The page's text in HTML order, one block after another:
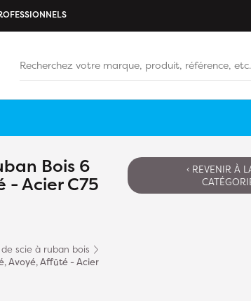
Bois 6
- Acier C75
scie à ruban bois
Avoyé, Affûté - Acier
‹ REVENIR À